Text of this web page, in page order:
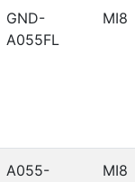
GND-
A055FL
MI8
A055-
MI8